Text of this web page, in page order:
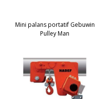
Mini palans portatif Gebuwin
Pulley Man